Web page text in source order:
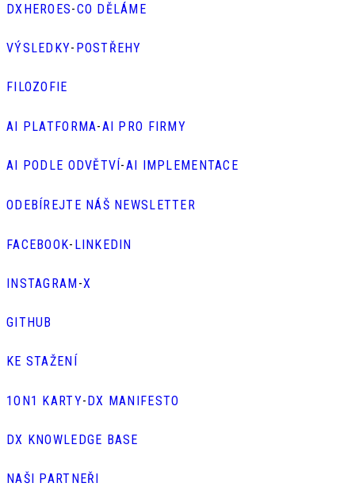
DXHEROES-CO DĚLÁME
VÝSLEDKY- POSTŘEHY
FILOZOFIE
AI PLATFORMA-AI PRO FIRMY
AI PODLE ODVĚTVÍ-AI IMPLEMENTACE
ODEBÍREJTE NÁŠ NEWSLETTER
FACEBOOK- LINKEDIN
INSTAGRAM-X
GITHUB
KE STAŽENÍ
1ON1 KARTY-DX MANIFESTO
DX KNOWLEDGE BASE
NAŠI PARTNEŘI